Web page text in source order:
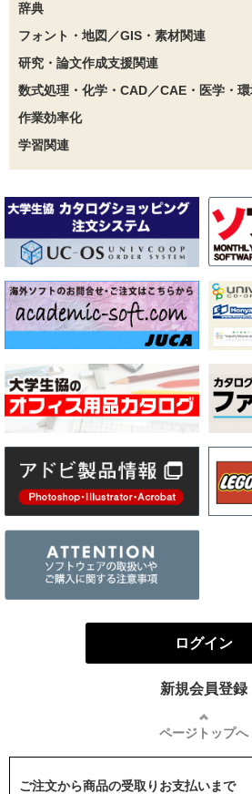
辞典
フォント・地図／GIS・素材関連
研究・論文作成支援関連
数式処理・化学・CAD／CAE・医学・
作業効率化
学習関連
ログイン
新規会員登録
ページトップへ
ご注文から商品の受取りお支払いまで